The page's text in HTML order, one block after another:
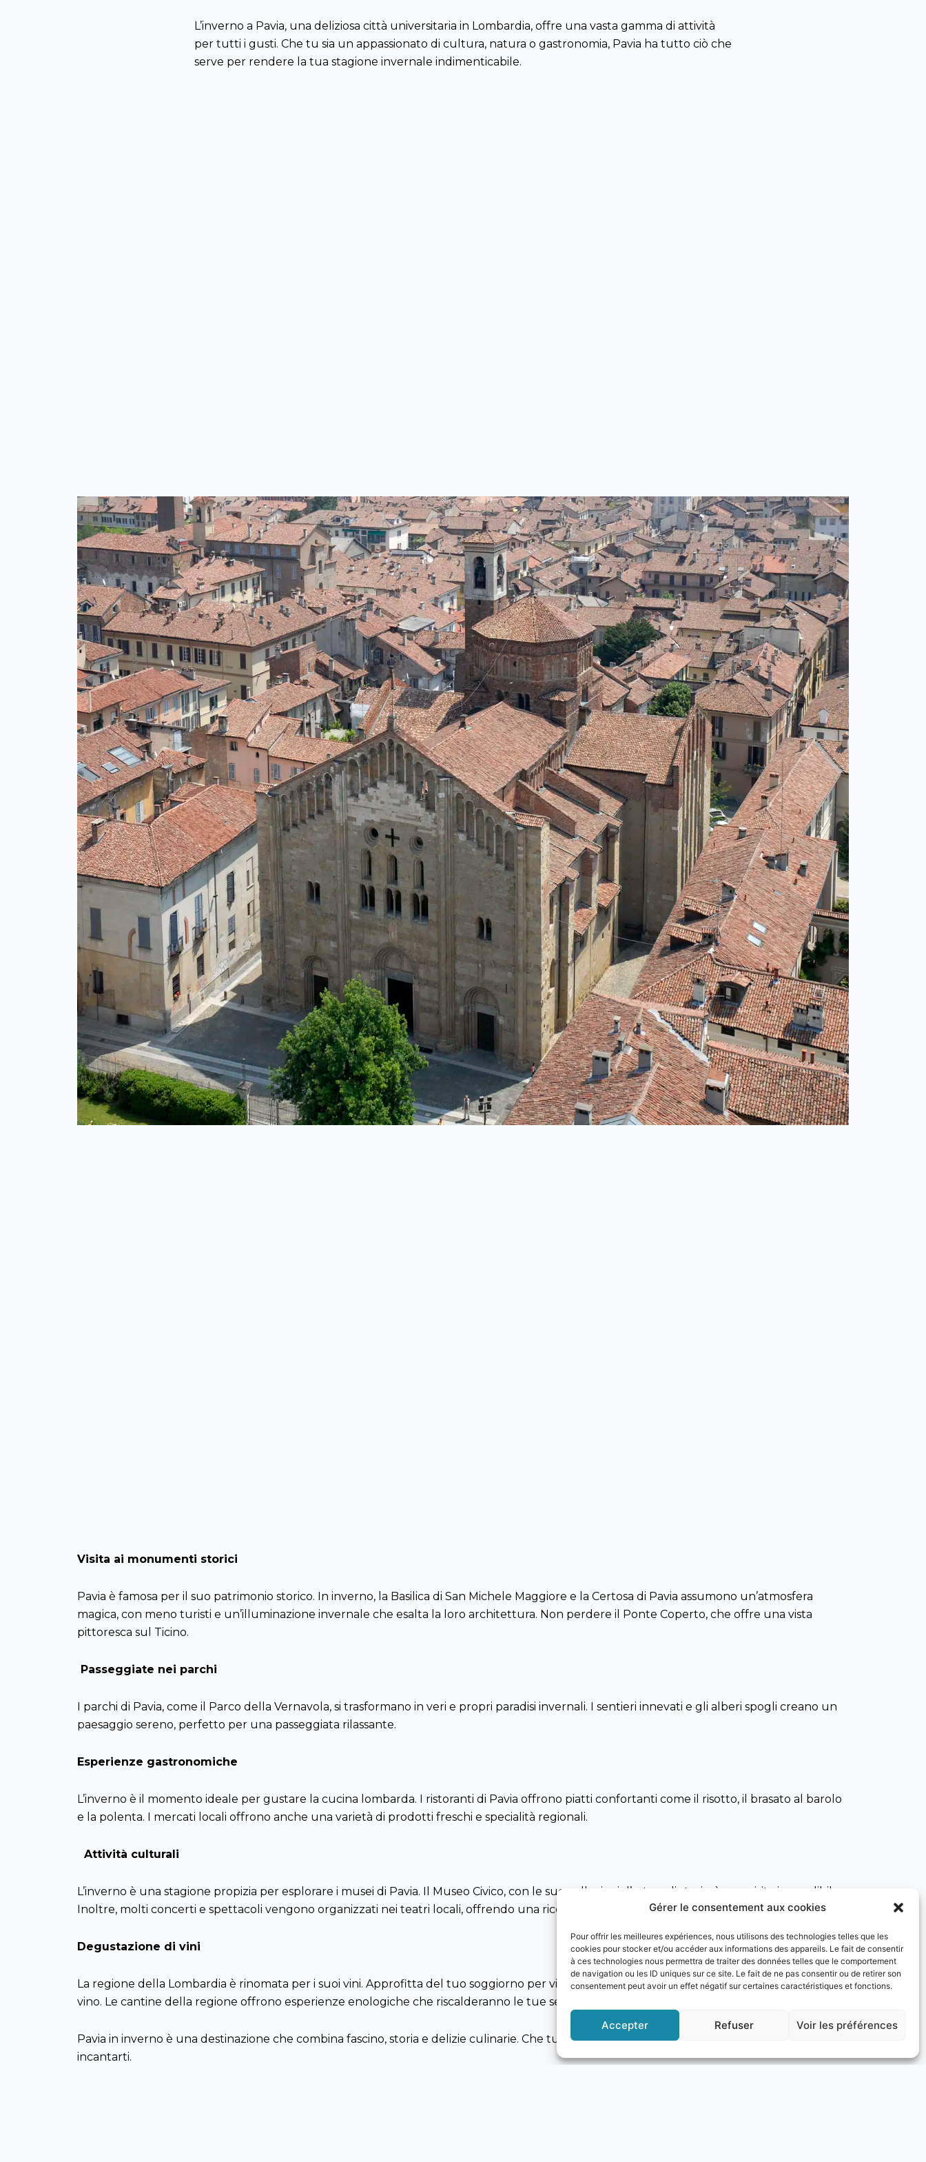
Gérer le consentement aux cookies
Pour offrir les meilleures expériences, nous utilisons des technologies telles que les
cookies pour stocker et/ou accéder aux informations des appareils. Le fait de consentir
à ces technologies nous permettra de traiter des données telles que le comportement
de navigation ou les ID uniques sur ce site. Le fait de ne pas consentir ou de retirer son
consentement peut avoir un effet négatif sur certaines caractéristiques et fonctions.
Accepter Refuser Voir les préférences
L’inverno a Pavia, una deliziosa città universitaria in Lombardia, offre una vasta gamma di attività
per tutti i gusti. Che tu sia un appassionato di cultura, natura o gastronomia, Pavia ha tutto ciò che
serve per rendere la tua stagione invernale indimenticabile.
Visita ai monumenti storici
Pavia è famosa per il suo patrimonio storico. In inverno, la Basilica di San Michele Maggiore e la Certosa di Pavia assumono un’atmosfera
magica, con meno turisti e un’illuminazione invernale che esalta la loro architettura. Non perdere il Ponte Coperto, che offre una vista
pittoresca sul Ticino.
Passeggiate nei parchi
I parchi di Pavia, come il Parco della Vernavola, si trasformano in veri e propri paradisi invernali. I sentieri innevati e gli alberi spogli creano un
paesaggio sereno, perfetto per una passeggiata rilassante.
Esperienze gastronomiche
L’inverno è il momento ideale per gustare la cucina lombarda. I ristoranti di Pavia offrono piatti confortanti come il risotto, il brasato al barolo
e la polenta. I mercati locali offrono anche una varietà di prodotti freschi e specialità regionali.
Attività culturali
L’inverno è una stagione propizia per esplorare i musei di Pavia. Il Museo Civico, con le sue collezioni d’arte e di storia, è una visita imperdibile.
Inoltre, molti concerti e spettacoli vengono organizzati nei teatri locali, offrendo una ricca programmazione culturale.
Degustazione di vini
La regione della Lombardia è rinomata per i suoi vini. Approfitta del tuo soggiorno per visitare i vigneti locali e partecipare a degustazioni di
vino. Le cantine della regione offrono esperienze enologiche che riscalderanno le tue serate invernali.
Pavia in inverno è una destinazione che combina fascino, storia e delizie culinarie. Che tu sia in cerca di relax o avventura, questa città saprà
incantarti.